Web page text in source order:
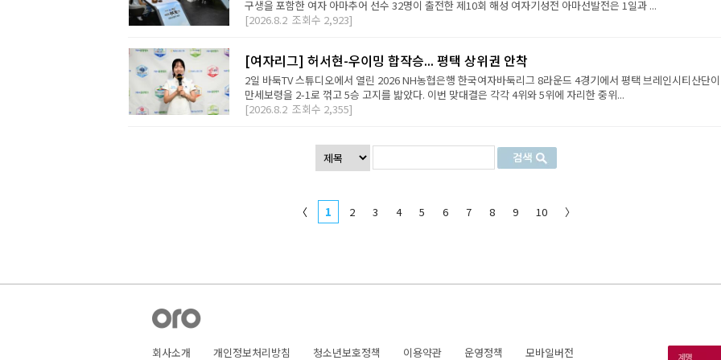
구생을 포함한 여자 아마추어 선수 32명이 출전한 제10회 해성 여자기성전 아마선발전은 1일과 ...
[2026.8.2 조회수 2,923]
[여자리그] 허서현-우이밍 합작승... 평택 상위권 안착
2일 바둑TV 스튜디오에서 열린 2026 NH농협은행 한국여자바둑리그 8라운드 4경기에서 평택 브레인시티산단
만세보령을 2-1로 꺾고 5승 고지를 밟았다. 이번 맞대결은 각각 4위와 5위에 자리한 중위...
[2026.8.2 조회수 2,355]
〈 1 2 3 4 5 6 7 8 9 10 〉
회사소개 개인정보처리방침 청소년보호정책 이용약관 운영정책 모바일버전